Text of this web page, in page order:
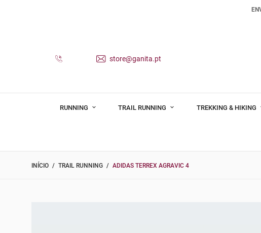
store@ganita.pt
RUNNING TRAIL RUNNING TREKKING & HIKING
INÍCIO TRAIL RUNNING ADIDAS TERREX AGRAVIC 4